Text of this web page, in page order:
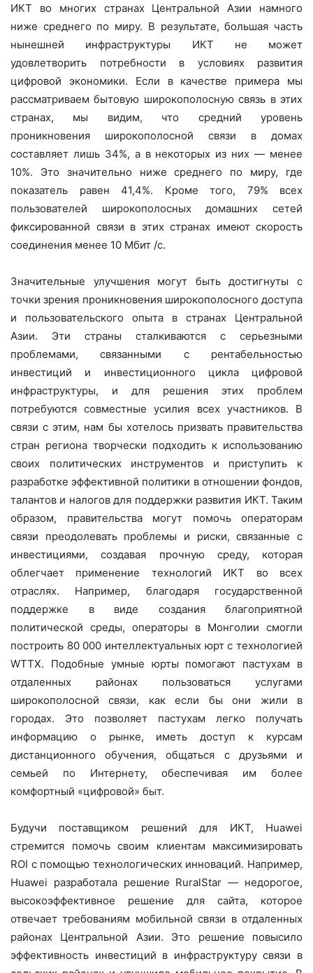
ИКТ во многих странах Центральной Азии намного
ниже среднего по миру. В результате, большая часть
нынешней инфраструктуры ИКТ не может
удовлетворить потребности в условиях развития
цифровой экономики. Если в качестве примера мы
рассматриваем бытовую широкополосную связь в этих
странах, мы видим, что средний уровень
проникновения широкополосной связи в домах
составляет лишь 34%, а в некоторых из них — менее
10%. Это значительно ниже среднего по миру, где
показатель равен 41,4%. Кроме того, 79% всех
пользователей широкополосных домашних сетей
фиксированной связи в этих странах имеют скорость
соединения менее 10 Мбит /с.
Значительные улучшения могут быть достигнуты с
точки зрения проникновения широкополосного доступа
и пользовательского опыта в странах Центральной
Азии. Эти страны сталкиваются с серьезными
проблемами, связанными с рентабельностью
инвестиций и инвестиционного цикла цифровой
инфраструктуры, и для решения этих проблем
потребуются совместные усилия всех участников. В
связи с этим, нам бы хотелось призвать правительства
стран региона творчески подходить к использованию
своих политических инструментов и приступить к
разработке эффективной политики в отношении фондов,
талантов и налогов для поддержки развития ИКТ. Таким
образом, правительства могут помочь операторам
связи преодолевать проблемы и риски, связанные с
инвестициями, создавая прочную среду, которая
облегчает применение технологий ИКТ во всех
отраслях. Например, благодаря государственной
поддержке в виде создания благоприятной
политической среды, операторы в Монголии смогли
построить 80 000 интеллектуальных юрт с технологией
WTTX. Подобные умные юрты помогают пастухам в
отдаленных районах пользоваться услугами
широкополосной связи, как если бы они жили в
городах. Это позволяет пастухам легко получать
информацию о рынке, иметь доступ к курсам
дистанционного обучения, общаться с друзьями и
семьей по Интернету, обеспечивая им более
комфортный «цифровой» быт.
Будучи поставщиком решений для ИКТ, Huawei
стремится помочь своим клиентам максимизировать
ROI с помощью технологических инноваций. Например,
Huawei разработала решение RuralStar — недорогое,
высокоэффективное решение для сайта, которое
отвечает требованиям мобильной связи в отдаленных
районах Центральной Азии. Это решение повысило
эффективность инвестиций в инфраструктуру связи в